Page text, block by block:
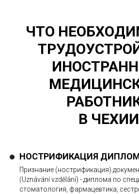
ЧТО
В ЧЕХИИ
НОСТРИФИКАЦИЯ
Признание (нострификация)
(Uznávání vzdělání) - диплома по
стоматология, фармацевтика,